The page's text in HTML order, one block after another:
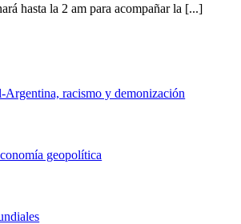
hasta la 2 am para acompañar la [...]
Argentina, racismo y demonización
geopolítica